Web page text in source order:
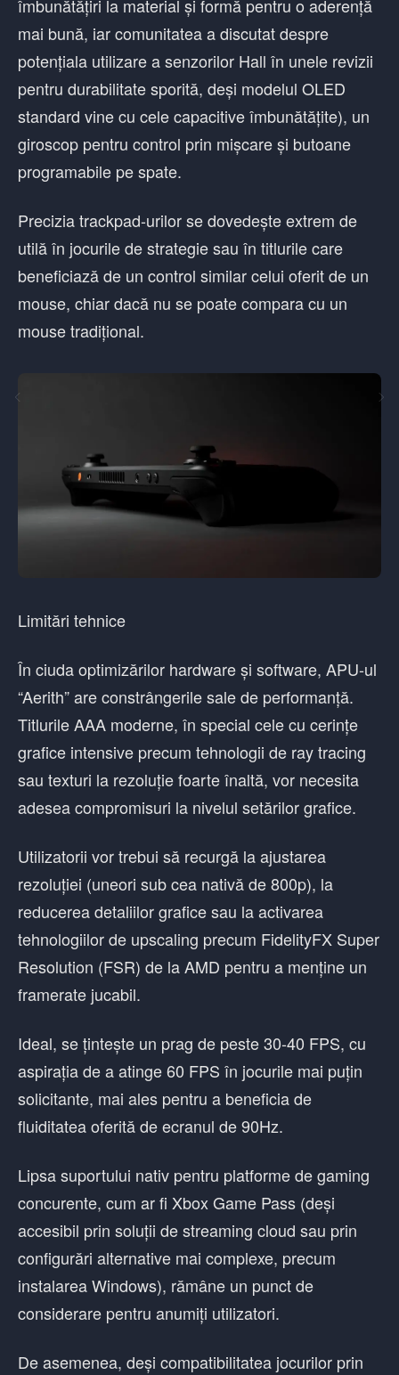
îmbunătățiri la material și formă pentru o aderență
mai bună, iar comunitatea a discutat despre
potențiala utilizare a senzorilor Hall în unele revizii
pentru durabilitate sporită, deși modelul OLED
standard vine cu cele capacitive îmbunătățite), un
giroscop pentru control prin mișcare și butoane
programabile pe spate.
Precizia trackpad-urilor se dovedește extrem de
utilă în jocurile de strategie sau în titlurile care
beneficiază de un control similar celui oferit de un
mouse, chiar dacă nu se poate compara cu un
mouse tradițional.
Limitări tehnice
În ciuda optimizărilor hardware și software, APU-ul
“Aerith” are constrângerile sale de performanță.
Titlurile AAA moderne, în special cele cu cerințe
grafice intensive precum tehnologii de ray tracing
sau texturi la rezoluție foarte înaltă, vor necesita
adesea compromisuri la nivelul setărilor grafice.
Utilizatorii vor trebui să recurgă la ajustarea
rezoluției (uneori sub cea nativă de 800p), la
reducerea detaliilor grafice sau la activarea
tehnologiilor de upscaling precum FidelityFX Super
Resolution (FSR) de la AMD pentru a menține un
framerate jucabil.
Ideal, se țintește un prag de peste 30-40 FPS, cu
aspirația de a atinge 60 FPS în jocurile mai puțin
solicitante, mai ales pentru a beneficia de
fluiditatea oferită de ecranul de 90Hz.
Lipsa suportului nativ pentru platforme de gaming
concurente, cum ar fi Xbox Game Pass (deși
accesibil prin soluții de streaming cloud sau prin
configurări alternative mai complexe, precum
instalarea Windows), rămâne un punct de
considerare pentru anumiți utilizatori.
De asemenea, deși compatibilitatea jocurilor prin